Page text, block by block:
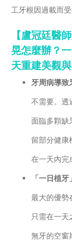
工牙根因過載而受
【盧冠廷醫
晃怎麼辦？
天重建美觀與
牙周病導致
不需要。
面臨多顆缺
留部分健康
在一天內完
「一日植
最大的優勢
只需在一
無牙的空窗